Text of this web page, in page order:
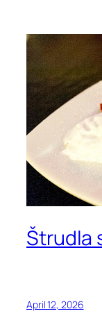
Štrudla
April 12, 2026